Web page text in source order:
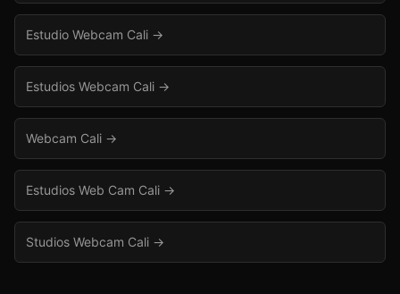
Estudio Webcam Cali →
Estudios Webcam Cali →
Webcam Cali →
Estudios Web Cam Cali →
Studios Webcam Cali →